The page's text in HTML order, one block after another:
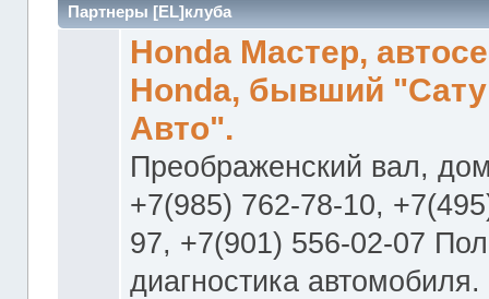
Партнеры [EL]клуба
Honda Мастер,
Honda, бывший
Авто".
Преображенский вал,
+7(985) 762-78-10,
97, +7(901) 556-02-07
диагностика